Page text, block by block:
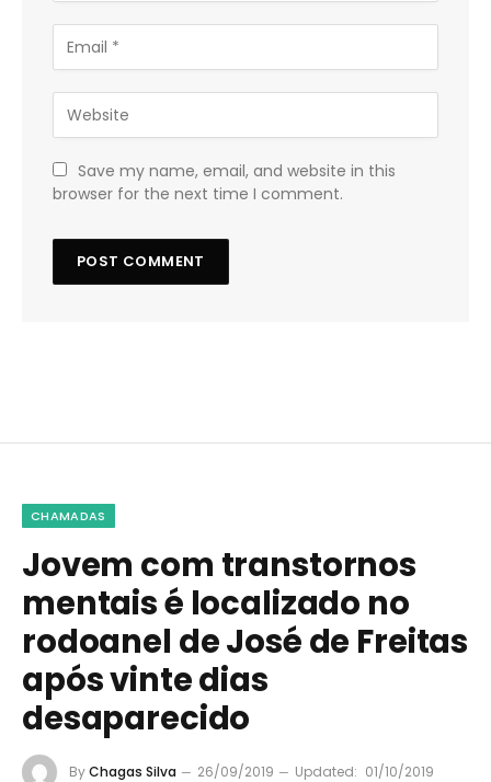
Save my name, email, and website in this
browser for the next time I comment.
CHAMADAS
Jovem com transtornos
mentais é localizado no
rodoanel de José de Freitas
após vinte dias
desaparecido
ByChagas Silva 26/09/2019 Updated: 01/10/2019